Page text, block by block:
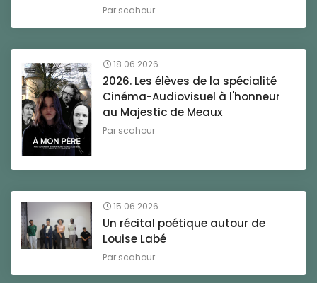
Par scahour
18.06.2026
2026. Les élèves de la spécialité
Cinéma-Audiovisuel à l'honneur
au Majestic de Meaux
Par scahour
15.06.2026
Un récital poétique autour de
Louise Labé
Par scahour